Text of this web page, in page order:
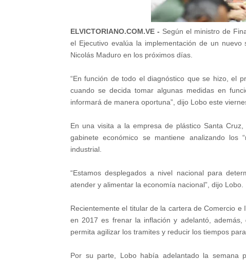
ELVICTORIANO.COM.VE - Según el ministro de
el Ejecutivo evalúa la implementación de un
Nicolás Maduro en los próximos días.
“En función de todo el diagnóstico que se hizo, el
cuando se decida tomar algunas medidas en
informará de manera oportuna”, dijo Lobo este
En una visita a la empresa de plástico Santa
gabinete económico se mantiene analizando los
industrial.
“Estamos desplegados a nivel nacional para
atender y alimentar la economía nacional”, dijo Lobo.
Recientemente el titular de la cartera de Comercio
en 2017 es frenar la inflación y adelantó,
permita agilizar los tramites y reducir los tiempos
Por su parte, Lobo había adelantado la semana